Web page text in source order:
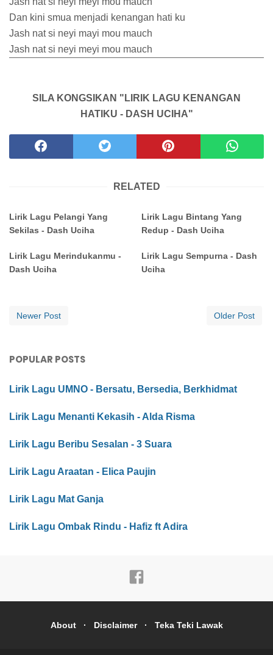
Dan kini smua menjadi kenangan hati ku
Jash nat si neyi mayi mou mauch
Jash nat si neyi meyi mou mauch
SILA KONGSIKAN "LIRIK LAGU KENANGAN
HATIKU - DASH UCIHA"
RELATED
Lirik Lagu Pelangi Yang
Sekilas - Dash Uciha
Lirik Lagu Bintang Yang
Redup - Dash Uciha
Lirik Lagu Merindukanmu -
Dash Uciha
Lirik Lagu Sempurna - Dash
Uciha
Newer Post Older Post
POPULAR POSTS
Lirik Lagu UMNO - Bersatu, Bersedia, Berkhidmat
Lirik Lagu Menanti Kekasih - Alda Risma
Lirik Lagu Beribu Sesalan - 3 Suara
Lirik Lagu Araatan - Elica Paujin
Lirik Lagu Mat Ganja
Lirik Lagu Ombak Rindu - Hafiz ft Adira
About Disclaimer Teka Teki Lawak